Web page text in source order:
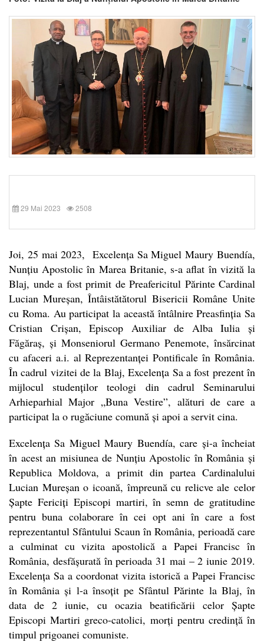
29 Mai 2023 2508
Joi, 25 mai 2023, Excelența Sa Miguel Maury Buendía,
Nunțiu Apostolic în Marea Britanie, s-a aflat în vizită la
Blaj, unde a fost primit de Preafericitul Părinte Cardinal
Lucian Mureșan, Întâistătătorul Bisericii Române Unite
cu Roma. Au participat la această întâlnire Preasfinția Sa
Cristian Crișan, Episcop Auxiliar de Alba Iulia și
Făgăraș, și Monseniorul Germano Penemote, însărcinat
cu afaceri a.i. al Reprezentanței Pontificale în România.
În cadrul vizitei de la Blaj, Excelența Sa a fost prezent în
mijlocul studenților teologi din cadrul Seminarului
Arhieparhial Major „Buna Vestire”, alături de care a
participat la o rugăciune comună și apoi a servit cina.
Excelența Sa Miguel Maury Buendía, care și-a încheiat
în acest an misiunea de Nunțiu Apostolic în România și
Republica Moldova, a primit din partea Cardinalului
Lucian Mureșan o icoană, împreună cu relicve ale celor
Șapte Fericiți Episcopi martiri, în semn de gratitudine
pentru buna colaborare în cei opt ani în care a fost
reprezentantul Sfântului Scaun în România, perioadă care
a culminat cu vizita apostolică a Papei Francisc în
România, desfășurată în perioada 31 mai – 2 iunie 2019.
Excelența Sa a coordonat vizita istorică a Papei Francisc
în România și l-a însoțit pe Sfântul Părinte la Blaj, în
data de 2 iunie, cu ocazia beatificării celor Șapte
Episcopi Martiri greco-catolici, morți pentru credință în
timpul prigoanei comuniste.